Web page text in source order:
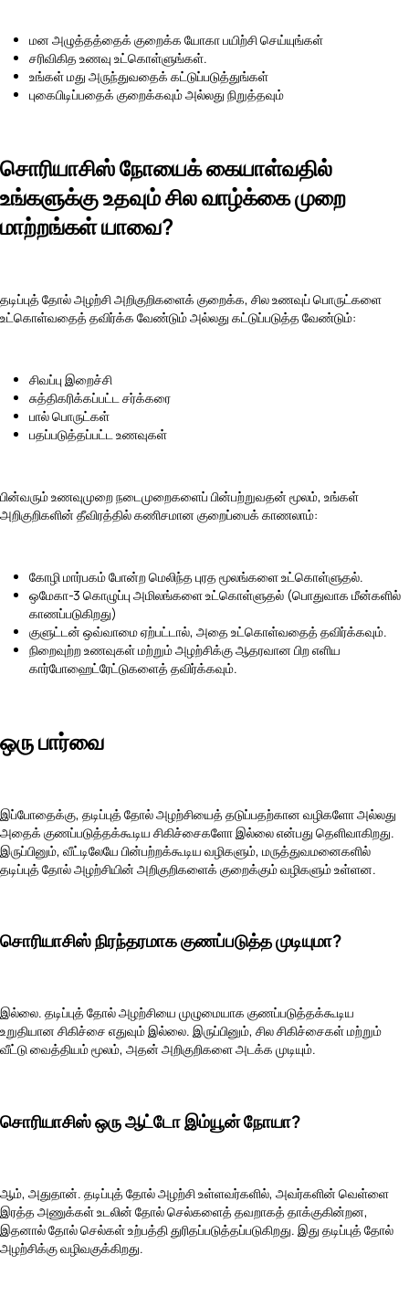
மன அழுத்தத்தைக் குறைக்க யோகா பயிற்சி செய்யுங்கள்
சரிவிகித உணவு உட்கொள்ளுங்கள்.
உங்கள் மது அருந்துவதைக் கட்டுப்படுத்துங்கள்
புகைபிடிப்பதைக் குறைக்கவும் அல்லது நிறுத்தவும்
சொரியாசிஸ் நோயைக் கையாள்வதில்
உங்களுக்கு உதவும் சில வாழ்க்கை முறை
மாற்றங்கள் யாவை?
தடிப்புத் தோல் அழற்சி அறிகுறிகளைக் குறைக்க, சில உணவுப் பொருட்களை
உட்கொள்வதைத் தவிர்க்க வேண்டும் அல்லது கட்டுப்படுத்த வேண்டும்:
சிவப்பு இறைச்சி
சுத்திகரிக்கப்பட்ட சர்க்கரை
பால் பொருட்கள்
பதப்படுத்தப்பட்ட உணவுகள்
பின்வரும் உணவுமுறை நடைமுறைகளைப் பின்பற்றுவதன் மூலம், உங்கள்
அறிகுறிகளின் தீவிரத்தில் கணிசமான குறைப்பைக் காணலாம்:
கோழி மார்பகம் போன்ற மெலிந்த புரத மூலங்களை உட்கொள்ளுதல்.
ஒமேகா-3 கொழுப்பு அமிலங்களை உட்கொள்ளுதல் (பொதுவாக மீன்களில்
காணப்படுகிறது)
குளுட்டன் ஒவ்வாமை ஏற்பட்டால், அதை உட்கொள்வதைத் தவிர்க்கவும்.
நிறைவுற்ற உணவுகள் மற்றும் அழற்சிக்கு ஆதரவான பிற எளிய
கார்போஹைட்ரேட்டுகளைத் தவிர்க்கவும்.
ஒரு பார்வை
இப்போதைக்கு, தடிப்புத் தோல் அழற்சியைத் தடுப்பதற்கான வழிகளோ அல்லது
அதைக் குணப்படுத்தக்கூடிய சிகிச்சைகளோ இல்லை என்பது தெளிவாகிறது.
இருப்பினும், வீட்டிலேயே பின்பற்றக்கூடிய வழிகளும், மருத்துவமனைகளில்
தடிப்புத் தோல் அழற்சியின் அறிகுறிகளைக் குறைக்கும் வழிகளும் உள்ளன.
சொரியாசிஸ் நிரந்தரமாக குணப்படுத்த முடியுமா?
இல்லை. தடிப்புத் தோல் அழற்சியை முழுமையாக குணப்படுத்தக்கூடிய
உறுதியான சிகிச்சை எதுவும் இல்லை. இருப்பினும், சில சிகிச்சைகள் மற்றும்
வீட்டு வைத்தியம் மூலம், அதன் அறிகுறிகளை அடக்க முடியும்.
சொரியாசிஸ் ஒரு ஆட்டோ இம்யூன் நோயா?
ஆம், அதுதான். தடிப்புத் தோல் அழற்சி உள்ளவர்களில், அவர்களின் வெள்ளை
இரத்த அணுக்கள் உடலின் தோல் செல்களைத் தவறாகத் தாக்குகின்றன,
இதனால் தோல் செல்கள் உற்பத்தி துரிதப்படுத்தப்படுகிறது. இது தடிப்புத் தோல்
அழற்சிக்கு வழிவகுக்கிறது.